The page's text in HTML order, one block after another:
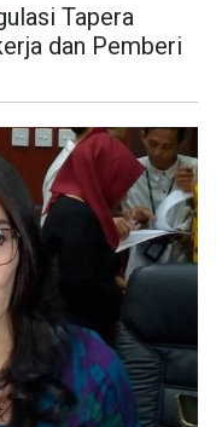
Tapera
dan Pemberi